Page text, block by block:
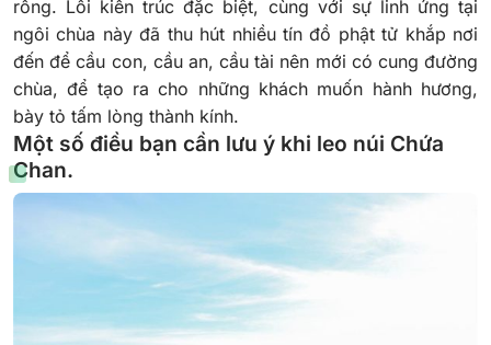
rồng. Lối kiến trúc đặc biệt, cùng với sự linh ứng tại
ngôi chùa này đã thu hút nhiều tín đồ phật tử khắp nơi
đến để cầu con, cầu an, cầu tài nên mới có cung đường
chùa, để tạo ra cho những khách muốn hành hương,
bày tỏ tấm lòng thành kính.
Một số điều bạn cần lưu ý khi leo núi Chứa
Chan.